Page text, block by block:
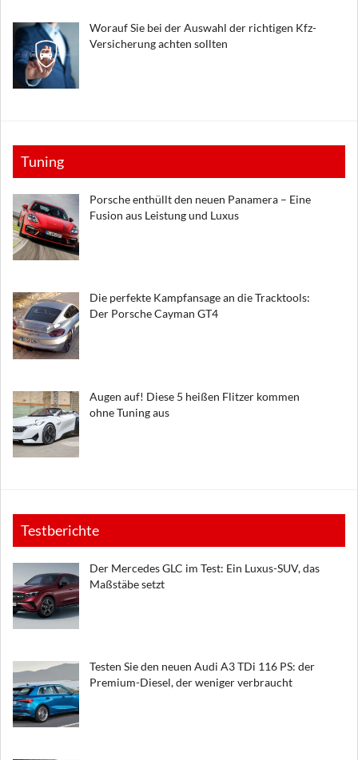
Worauf Sie bei der Auswahl der richtigen Kfz-
Versicherung achten sollten
Tuning
Porsche enthüllt den neuen Panamera – Eine
Fusion aus Leistung und Luxus
Die perfekte Kampfansage an die Tracktools:
Der Porsche Cayman GT4
Augen auf! Diese 5 heißen Flitzer kommen
ohne Tuning aus
Testberichte
Der Mercedes GLC im Test: Ein Luxus-SUV, das
Maßstäbe setzt
Testen Sie den neuen Audi A3 TDi 116 PS: der
Premium-Diesel, der weniger verbraucht